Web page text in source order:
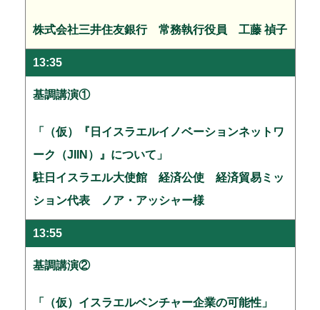
株式会社三井住友銀行 常務執行役員 工藤 禎子
13:35
基調講演①
「（仮）『日イスラエルイノベーションネットワ
ーク（JIIN）』について」
駐日イスラエル大使館 経済公使 経済貿易ミッ
ション代表 ノア・アッシャー様
13:55
基調講演②
「（仮）イスラエルベンチャー企業の可能性」